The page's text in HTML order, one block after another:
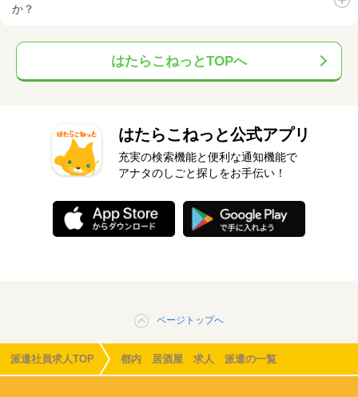
か？
はたらこねっとTOPへ
はたらこねっと公式アプリ
充実の検索機能と便利な通知機能で
アナタのしごと探しをお手伝い！
ページトップへ
派遣社員求人TOP 都内 居酒屋 求人 派遣の一覧